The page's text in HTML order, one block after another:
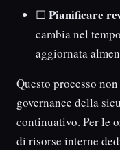
☐ Pianificare
cambia nel
aggiornata
Questo processo
governance della
continuativo. Per le
di risorse interne